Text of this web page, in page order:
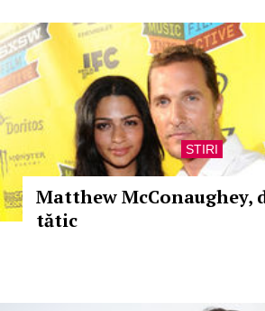
STIRI
Matthew McConaughey,
tătic